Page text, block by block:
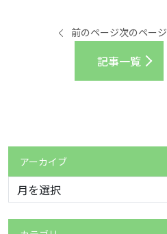
前のページ
記事一覧
次のページ
アーカイブ